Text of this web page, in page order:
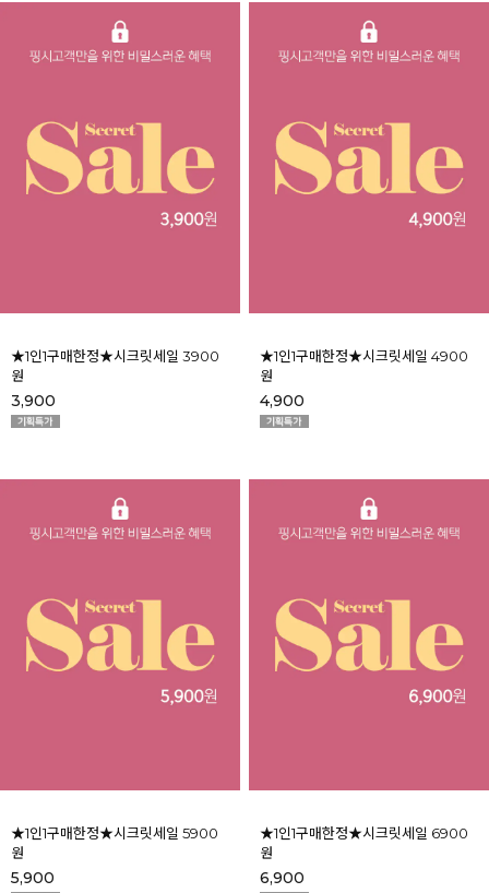
★1인1구매한정★시크릿세일 3900
원
3,900
★1인1구매한정★시크릿세일 4900
원
4,900
★1인1구매한정★시크릿세일 5900
원
5,900
★1인1구매한정★시크릿세일 6900
원
6,900